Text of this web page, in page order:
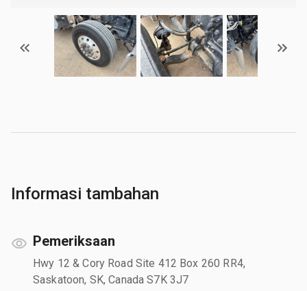
Informasi tambahan
Pemeriksaan
Hwy 12 & Cory Road Site 412 Box 260 RR4,
Saskatoon, SK, Canada S7K 3J7